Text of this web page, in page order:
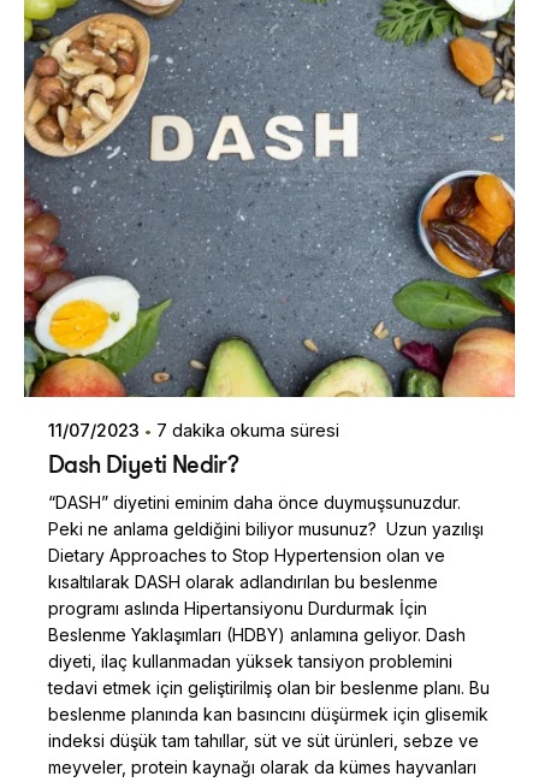
11/07/2023 7 dakika okuma süresi
Dash Diyeti Nedir?
“DASH” diyetini eminim daha önce duymuşsunuzdur.
Peki ne anlama geldiğini biliyor musunuz? Uzun yazılışı
Dietary Approaches to Stop Hypertension olan ve
kısaltılarak DASH olarak adlandırılan bu beslenme
programı aslında Hipertansiyonu Durdurmak İçin
Beslenme Yaklaşımları (HDBY) anlamına geliyor. Dash
diyeti, ilaç kullanmadan yüksek tansiyon problemini
tedavi etmek için geliştirilmiş olan bir beslenme planı. Bu
beslenme planında kan basıncını düşürmek için glisemik
indeksi düşük tam tahıllar, süt ve süt ürünleri, sebze ve
meyveler, protein kaynağı olarak da kümes hayvanları